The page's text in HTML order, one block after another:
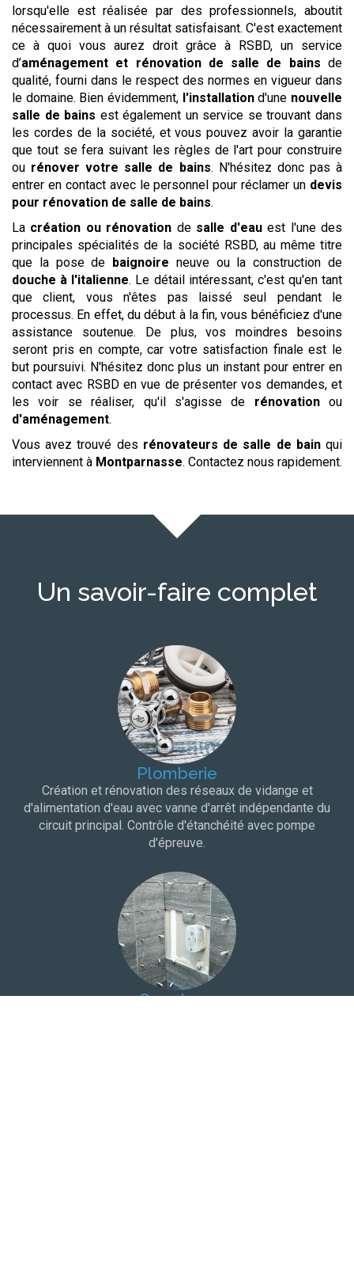
lorsqu'elle est réalisée par des professionnels, aboutit
nécessairement à un résultat satisfaisant. C'est exactement
ce à quoi vous aurez droit grâce à RSBD, un service
d’aménagement et rénovation de salle de bains de
qualité, fourni dans le respect des normes en vigueur dans
le domaine. Bien évidemment, l'installationd'une nouvelle
salle de bains est également un service se trouvant dans
les cordes de la société, et vous pouvez avoir la garantie
que tout se fera suivant les règles de l'art pour construire
ou rénover votre salle de bains. N'hésitez donc pas à
entrer en contact avec le personnel pour réclamer un devis
pour rénovation de salle de bains.
La création ou rénovation de salle d'eauest l'une des
principales spécialités de la société RSBD, au même titre
que la pose de baignoire neuve ou la construction de
douche à l'italienne. Le détail intéressant, c'est qu'en tant
que client, vous n'êtes pas laissé seul pendant le
processus. En effet, du début à la fin, vous bénéficiez d'une
assistance soutenue. De plus, vos moindres besoins
seront pris en compte, car votre satisfaction finale est le
but poursuivi. N'hésitez donc plus un instant pour entrer en
contact avec RSBD en vue de présenter vos demandes, et
les voir se réaliser, qu'il s'agisse de rénovationou
d'aménagement.
Vous avez trouvé des rénovateurs de salle de bainqui
interviennent à Montparnasse. Contactez nous rapidement.
Un savoir-faire complet
Plomberie
Création et rénovation des réseaux de vidange et
d'alimentation d'eau avec vanne d'arrêt indépendante du
circuit principal. Contrôle d'étanchéité avec pompe
d'épreuve.
Carrelage